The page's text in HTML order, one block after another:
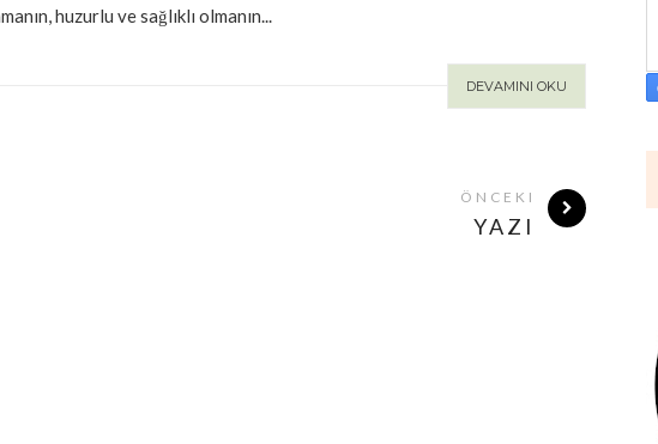
huzurlu ve sağlıklı olmanın...
DEVAMINI OKU
ÖNCEKI
YAZI